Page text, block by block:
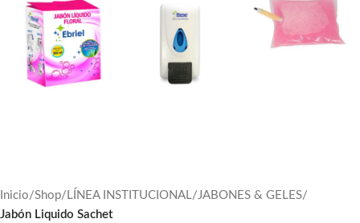
Inicio Shop LÍNEA INSTITUCIONAL JABONES & GELES
Jabón Liquido Sachet